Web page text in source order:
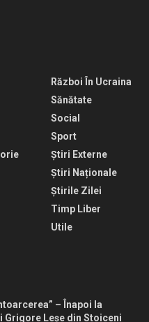
Război În Ucraina
Sănătate
Social
Sport
Știri Externe
Știri Naționale
Știrile Zilei
Timp Liber
Utile
– Înapoi la
Grigore Leșe din Stoiceni